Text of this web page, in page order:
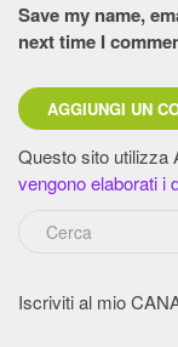
Save my name,
next time I
Questo sito utilizza
vengono elaborati i
Iscriviti al mio